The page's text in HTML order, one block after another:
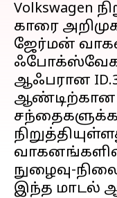
Volkswagen
காரை
ஜேர்மன்
ஆஃபரான
ஆண்டிற்கான
நுழைவு-
இந்த மாடல்